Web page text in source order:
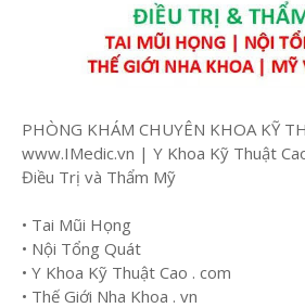
PHÒNG KHÁM CHUYÊN KHOA KỸ
www.IMedic.vn | Y Khoa Kỹ Thuật
Điều Trị và Thẩm Mỹ
• Tai Mũi Họng
• Nội Tổng Quát
• Y Khoa Kỹ Thuật Cao . com
• Thế Giới Nha Khoa . vn